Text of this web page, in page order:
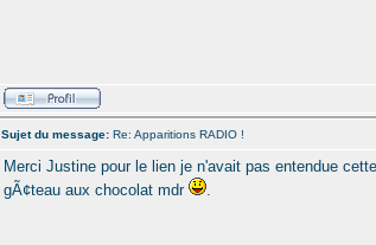
Sujet du message: Re: Apparitions RADIO !
Merci Justine pour le lien je n'avait pas entendue
gÃ¢teau aux chocolat mdr
.